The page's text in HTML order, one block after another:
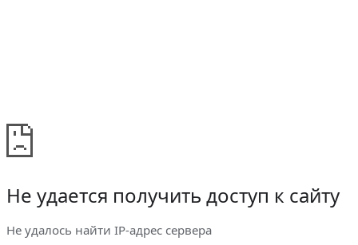
Не удается получить доступ к сайту
Не удалось найти IP-адрес сервера